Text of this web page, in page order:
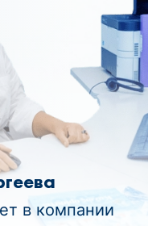
в компании